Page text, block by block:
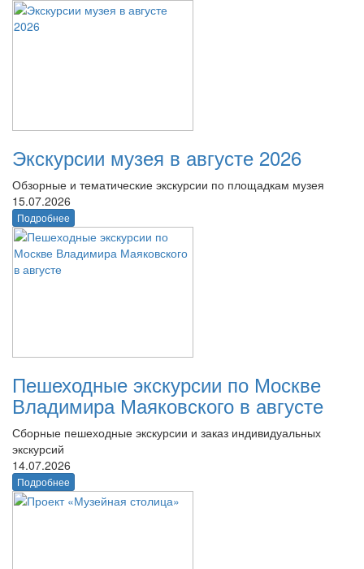
Экскурсии музея в августе 2026
Обзорные и тематические экскурсии по площадкам музея
15.07.2026
Подробнее
Пешеходные экскурсии по Москве
Владимира Маяковского в августе
Сборные пешеходные экскурсии и заказ индивидуальных
экскурсий
14.07.2026
Подробнее